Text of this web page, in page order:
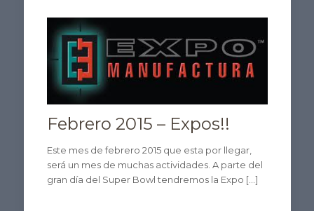
Febrero 2015 – Expos!!
Este mes de febrero 2015 que esta por llegar,
será un mes de muchas actividades. A parte del
gran día del Super Bowl tendremos la Expo […]